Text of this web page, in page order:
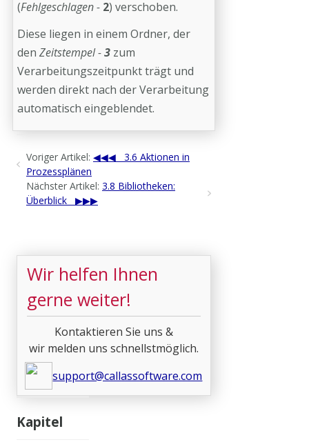
(Fehlgeschlagen - 2) verschoben.
Diese liegen in einem Ordner, der
den Zeitstempel -3 zum
Verarbeitungszeitpunkt trägt und
werden direkt nach der Verarbeitung
automatisch eingeblendet.
Voriger Artikel:
3.6 Aktionen in
Prozessplänen
Nächster Artikel: 3.8 Bibliotheken:
Überblick
Wir helfen Ihnen
gerne weiter!
Kontaktieren Sie uns &
wir melden uns schnellstmöglich.
support@callassoftware.com
Kapitel